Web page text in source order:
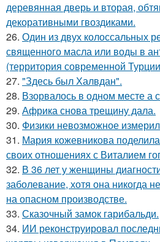
деревянная дверь и вторая,
декоративными гвоздиками.
26. Один из двух колоссальных
священного масла или воды в
(территория современной
27. "Здесь был Халвдан".
28. Взорвалось в одном месте а
29. Африка снова трещину дала.
30. Физики невозможное
31. Мария кожевникова
своих отношениях с Виталием
32. В 36 лет у женщины
заболевание, хотя она никогда
на опасном производстве.
33. Сказочный замок гарибальди.
34. ИИ реконструировал